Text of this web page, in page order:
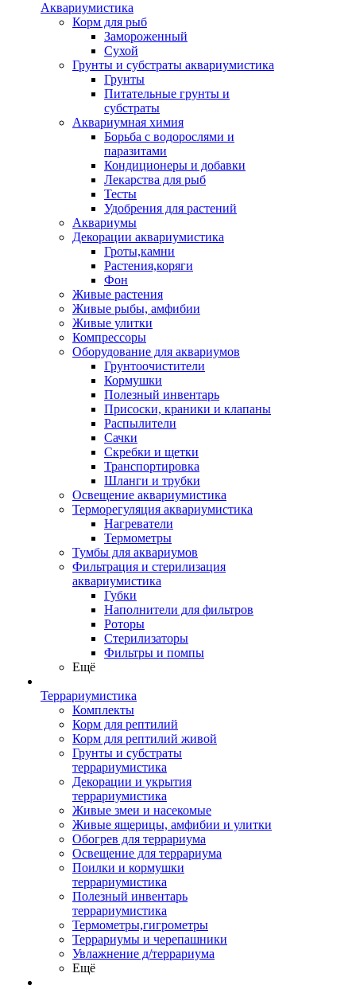
Аквариумистика
Корм для рыб
Замороженный
Сухой
Грунты и субстраты аквариумистика
Грунты
Питательные грунты и
субстраты
Аквариумная химия
Борьба с водорослями и
паразитами
Кондиционеры и добавки
Лекарства для рыб
Тесты
Удобрения для растений
Аквариумы
Декорации аквариумистика
Гроты,камни
Растения,коряги
Фон
Живые растения
Живые рыбы, амфибии
Живые улитки
Компрессоры
Оборудование для аквариумов
Грунтоочистители
Кормушки
Полезный инвентарь
Присоски, краники и клапаны
Распылители
Сачки
Скребки и щетки
Транспортировка
Шланги и трубки
Освещение аквариумистика
Терморегуляция аквариумистика
Нагреватели
Термометры
Тумбы для аквариумов
Фильтрация и стерилизация
аквариумистика
Губки
Наполнители для фильтров
Роторы
Стерилизаторы
Фильтры и помпы
Ещё
Террариумистика
Комплекты
Корм для рептилий
Корм для рептилий живой
Грунты и субстраты
террариумистика
Декорации и укрытия
террариумистика
Живые змеи и насекомые
Живые ящерицы, амфибии и улитки
Обогрев для террариума
Освещение для террариума
Поилки и кормушки
террариумистика
Полезный инвентарь
террариумистика
Термометры,гигрометры
Террариумы и черепашники
Увлажнение д/террариума
Ещё